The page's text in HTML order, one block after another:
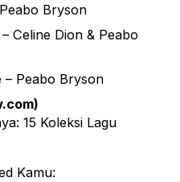
Bryson
Celine Dion & Peabo
– Peabo Bryson
)
15 Koleksi Lagu
Kamu: